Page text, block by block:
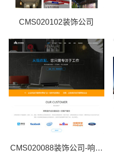
CMS020102装饰公司
CMS020088装饰公司-响应式